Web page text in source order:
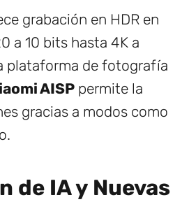
grabación en HDR en
a 10 bits hasta 4K a
plataforma de fotografía
AISP permite la
gracias a modos como
de IA y Nuevas